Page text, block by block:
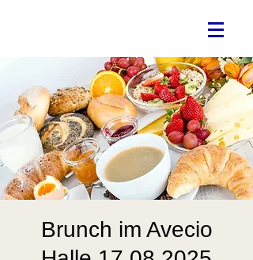
Brunch im Avecio